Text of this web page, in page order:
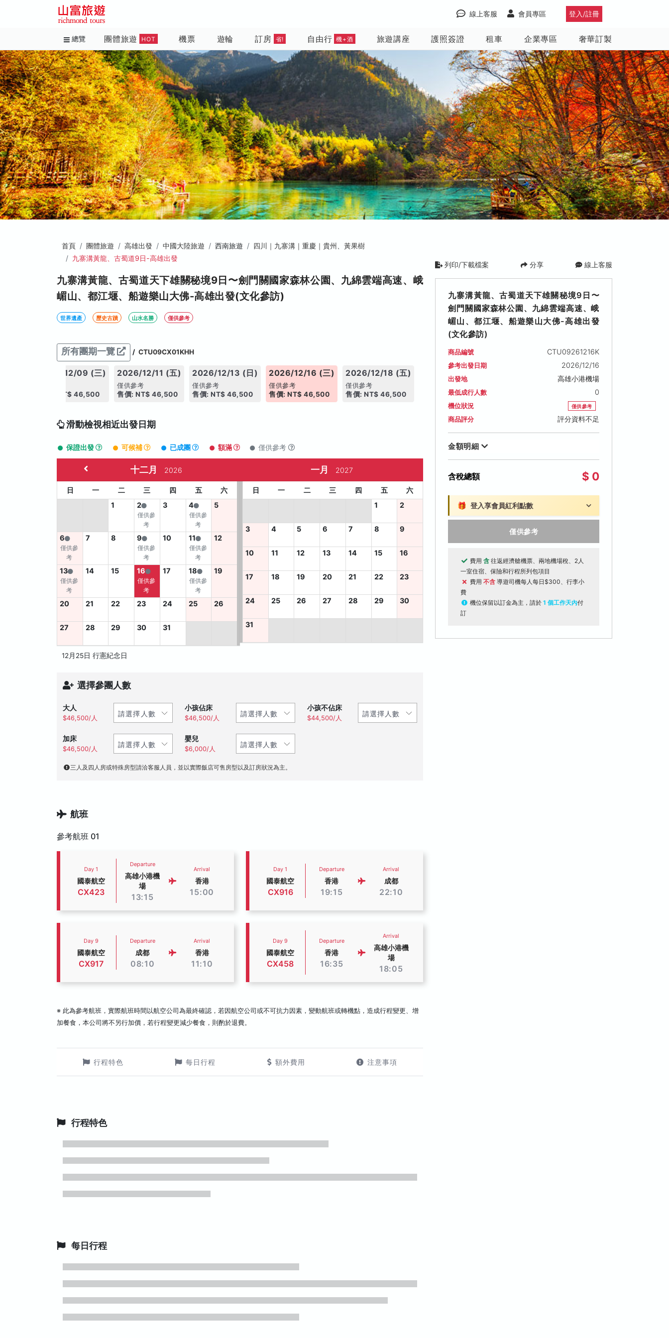
登入/註冊
會員專區
線上客服
總覽 團體旅遊 HOT 機票 遊輪 訂房 省! 自由行 機+酒 旅遊講座 護照簽證 租車 企業專區 奢華訂製
首頁 團體旅遊 高雄出發 中國大陸旅遊 西南旅遊
四川｜九寨溝｜重慶｜貴州、黃果樹
九寨溝黃龍、古蜀道9日-高雄出發
九寨溝黃龍、古蜀道天下雄關秘境9日〜劍門關國家森林公園、九綿雲端高速、峨
嵋山、都江堰、船遊樂山大佛-高雄出發(文化參訪)
世界遺產 歷史古蹟 山水名勝 僅供參考
所有團期一覽 / CTU09CX01KHH
2026/12/09 (三)
售價: NT$ 46,500
2026/12/11 (五)
僅供參考
售價: NT$ 46,500
2026/12/13 (日)
僅供參考
售價: NT$ 46,500
2026/12/16 (三)
僅供參考
售價: NT$ 46,500
2026/12/18 (五)
僅供參考
售價: NT$ 46,500
滑動檢視相近出發日期
保證出發 可候補 已成團 額滿 僅供參考
十二月 2026
日 一 二 三 四 五
六
1
2
僅供參
考
3 4
僅供參
考
5
6
僅供參
考
7 8 9
僅供參
考
10 11
僅供參
考
12
13
僅供參
考
14 15 16
僅供參
考
17 18
僅供參
考
19
20 21 22 23 24 25 26
27 28 29 30 31
12月25日 行憲紀念日
一月 2027
日 一 二 三 四 五
六
1
2
3 4 5 6 7 8 9
10 11 12 13 14 15 16
17 18 19 20 21 22 23
24 25 26 27 28 29 30
31
選擇參團人數
大人
$46,500/人
小孩佔床
$46,500/人
小孩不佔床
$44,500/人
加床
$46,500/人
嬰兒
$6,000/人
三人及四人房或特殊房型請洽客服人員，並以實際飯店可售房型以及訂房狀況為主。
航班
參考航班 01
Day 1
國泰航空
CX423
Departure
高雄小港機
場
13:15
Arrival
香港
15:00
Day 1
國泰航空
CX916
Departure
香港
19:15
Arrival
成都
22:10
Day 9
國泰航空
CX917
Departure
成都
08:10
Arrival
香港
11:10
Day 9
國泰航空
CX458
Departure
香港
16:35
Arrival
高雄小港機
場
18:05
※ 此為參考航班，實際航班時間以航空公司為最終確認，若因航空公司或不可抗力因素，變動航班或轉機點，造成行程變更、增
加餐食，本公司將不另行加價，若行程變更減少餐食，則酌於退費。
行程特色 每日行程 額外費用 注意事項
行程特色
每日行程
列印/下載檔案 分享 線上客服
九寨溝黃龍、古蜀道天下雄關秘境9日〜
劍門關國家森林公園、九綿雲端高速、峨
嵋山、都江堰、船遊樂山大佛-高雄出發
(文化參訪)
商品編號 CTU09261216K
參考出發日期 2026/12/16
出發地 高雄小港機場
最低成行人數 0
機位狀況 僅供參考
商品評分 評分資料不足
金額明細
含稅總額 $ 0
🎁 登入享會員紅利點數
僅供參考
費用 含 往返經濟艙機票、兩地機場稅、2人
一室住宿、保險和行程所列包項目
費用 不含 導遊司機每人每日$300、行李小
費
機位保留以訂金為主，請於 1 個工作天內付
訂